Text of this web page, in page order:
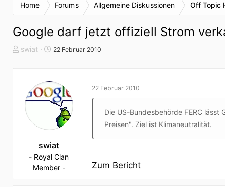
Home Forums Allgemeine Diskussionen Off Topic
Google darf jetzt offiziell Strom
T
swiat
S
r
t
d
m
22 Februar 2010
swiat
- Royal Clan
Member -
22 Februar 2010
Die US-Bundesbehörde FERC
Preisen". Ziel ist Klimaneutralität.
Zum Bericht